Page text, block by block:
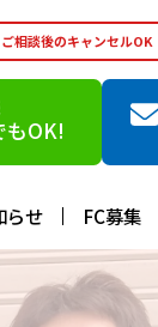
相談後のキャンセルOK
もOK!
らせ FC募集